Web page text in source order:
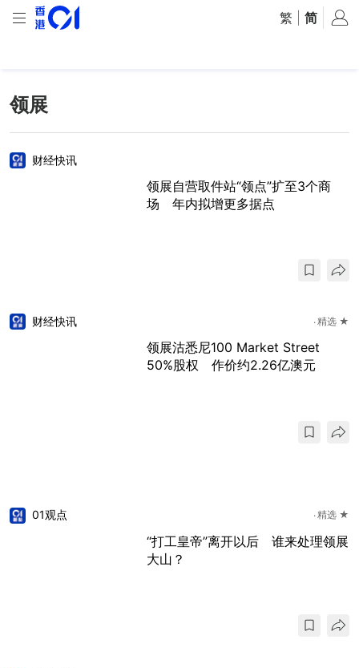
繁 简
领展
财经快讯
领展自营取件站“领点”扩至3个商
场 年内拟增更多据点
财经快讯 精选 ★
领展沽悉尼100 Market Street
50%股权 作价约2.26亿澳元
01观点 精选 ★
“打工皇帝”离开以后 谁来处理领展
大山？